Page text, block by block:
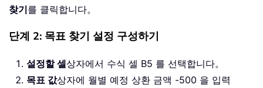
찾기를 클릭합니다。
단계 2: 목표 찾기 설정 구성하기
설정할 셀상자에서 수식 셀 B5 를 선택합니다。
목표 값상자에 월별 예정 상환 금액 -500 을 입력